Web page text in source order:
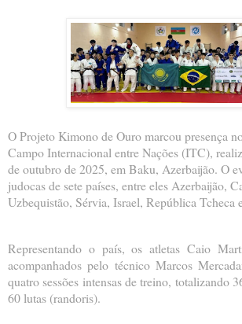
O Projeto Kimono de Ouro marcou presença
Campo Internacional entre Nações (ITC),
de outubro de 2025, em Baku, Azerbaijão. O
judocas de sete países, entre eles Azerbaijão,
Uzbequistão, Sérvia, Israel, República Tcheca
Representando o país, os atletas Caio
acompanhados pelo técnico Marcos
quatro sessões intensas de treino, totalizando
60 lutas (randoris).